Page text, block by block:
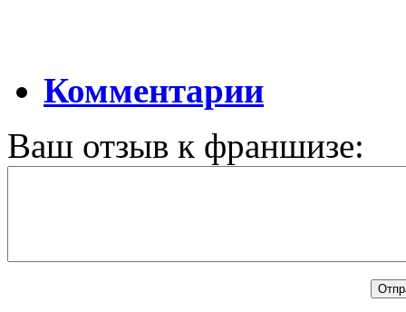
Комментарии
Ваш отзыв к франшизе: